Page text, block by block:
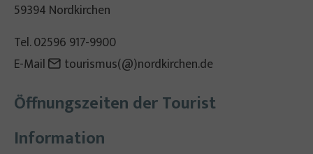
59394 Nordkirchen
Tel. 02596 917-9900
E-Mail
tourismus(@)nordkirchen.de
Öffnungszeiten der Tourist
Information